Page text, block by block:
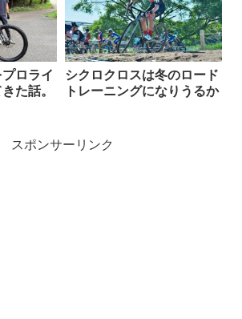
ロライ
た話。
シクロクロスは冬のロード
トレーニングになりうるか
スポンサーリンク